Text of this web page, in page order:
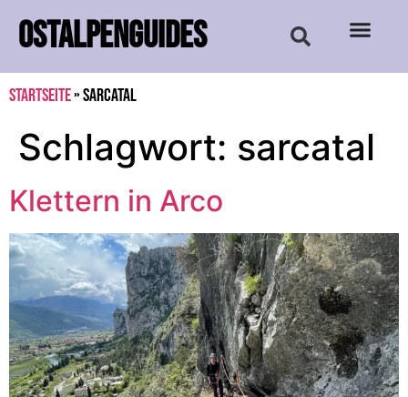
OSTALPENGUIDES
Startseite»sarcatal
Schlagwort: sarcatal
Klettern in Arco